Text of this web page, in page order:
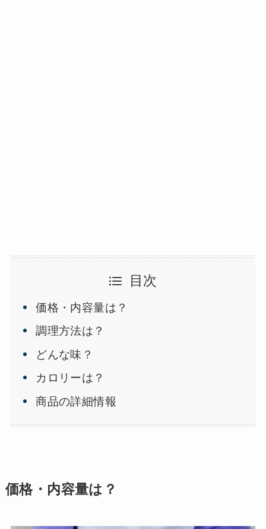
目次
価格・内容量は？
調理方法は？
どんな味？
カロリーは？
商品の詳細情報
価格・内容量は？